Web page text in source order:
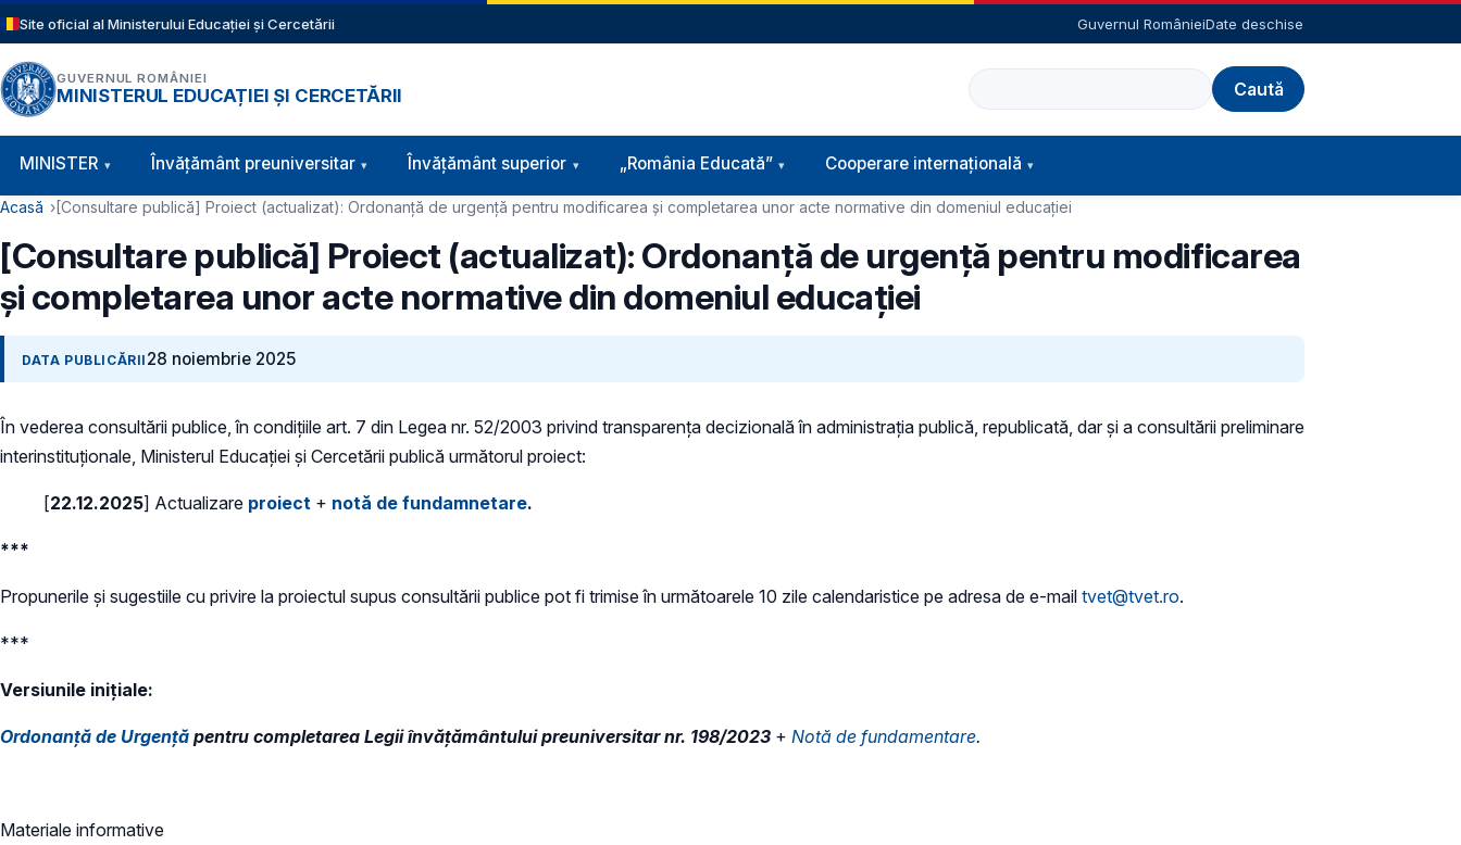
Sari la conținutul principal
Site oficial al Ministerului Educației și Cercetării Guvernul RomânieiDate deschise
GUVERNUL ROMÂNIEI
MINISTERUL EDUCAȚIEI ȘI CERCETĂRII
Caută
Navigație principală
MINISTER Învăţământ preuniversitar Învățământ superior „România Educată” Cooperare internațională
Cale de navigare
Acasă [Consultare publică] Proiect (actualizat): Ordonanță de urgență pentru modificarea și completarea unor acte normative din domeniul educației
[Consultare publică] Proiect (actualizat): Ordonanță de urgență pentru modificarea
și completarea unor acte normative din domeniul educației
DATA PUBLICĂRII 28 noiembrie 2025
În vederea consultării publice, în condiţiile art. 7 din Legea nr. 52/2003 privind transparenţa decizională în administraţia publică, republicată, dar și a consultării preliminare
interinstituționale, Ministerul Educaţiei și Cercetării publică următorul proiect:
[22.12.2025] Actualizare proiect + notă de fundamnetare.
***
Propunerile și sugestiile cu privire la proiectul supus consultării publice pot fi trimise în următoarele 10 zile calendaristice pe adresa de e-mail tvet@tvet.ro.
***
Versiunile inițiale:
Ordonanță de Urgență pentru completarea Legii învățământului preuniversitar nr. 198/2023 + Notă de fundamentare.
Materiale informative